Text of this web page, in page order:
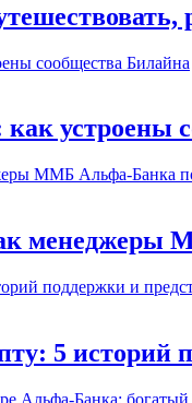
устроены
менеджеры
5 историй